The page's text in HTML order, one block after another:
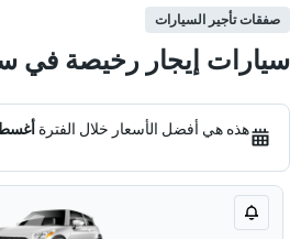
صفقات تأجير السيارات
سيارات إيجار رخيصة في
هذه هي أفضل الأسعار خلال الفترة أغسطس